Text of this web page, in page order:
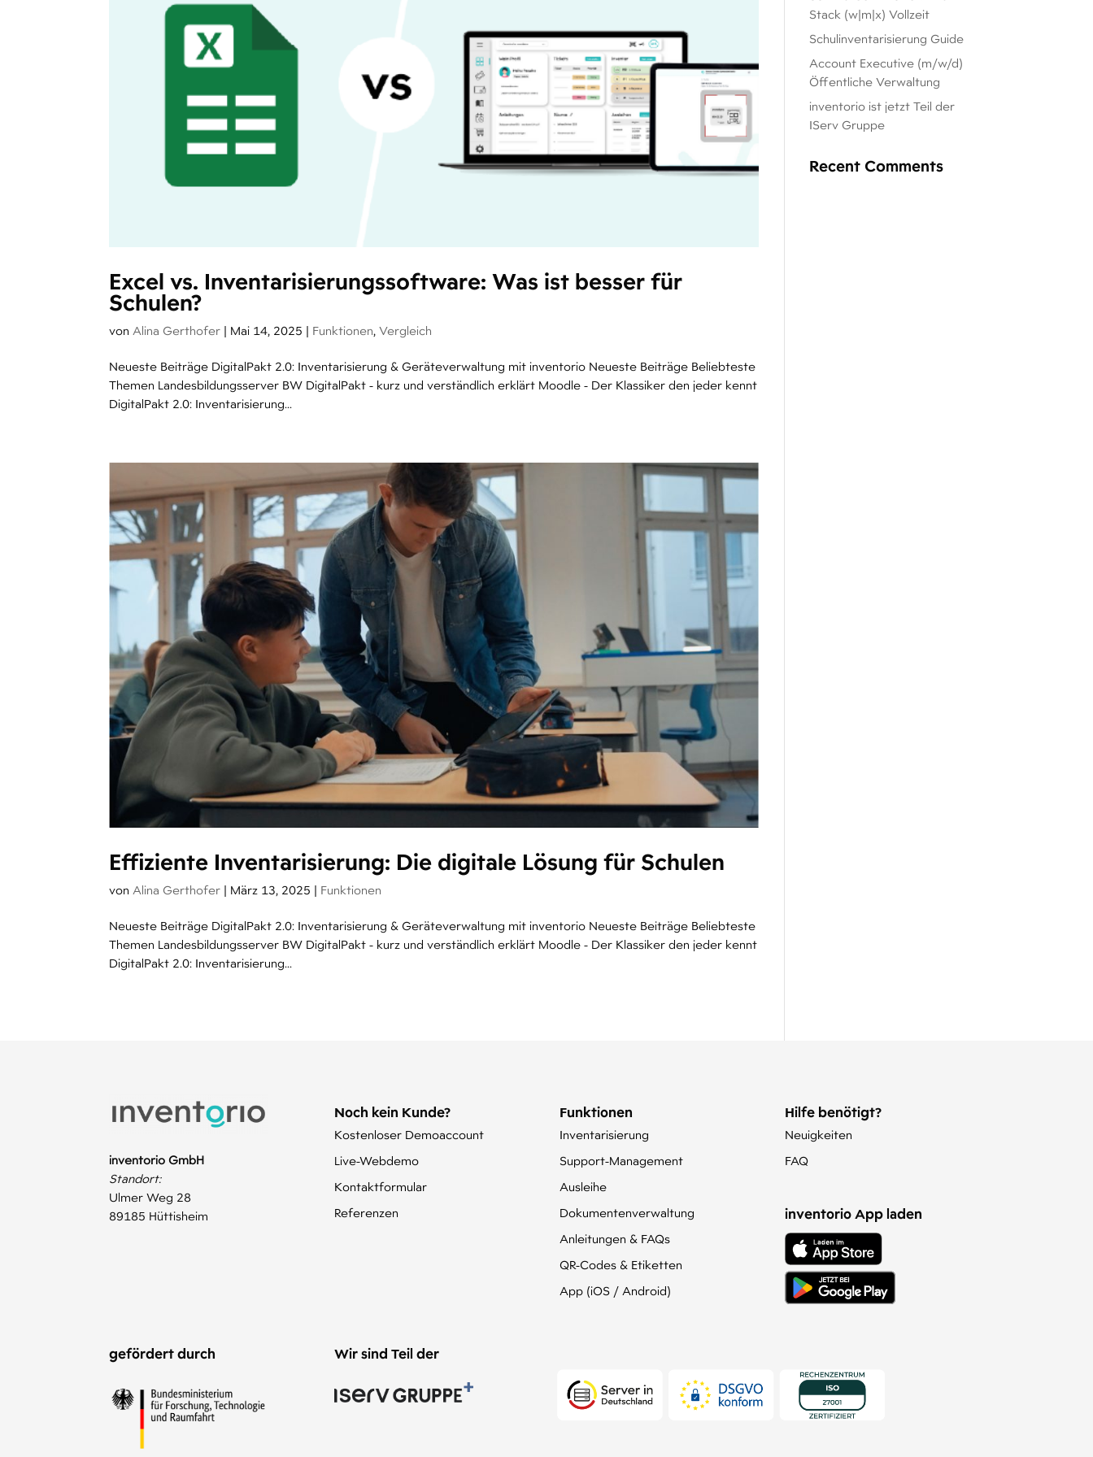
Excel vs. Inventarisierungssoftware: Was ist besser für
Schulen?
vonAlina Gerthofer | Mai 14, 2025 | Funktionen,Vergleich
Neueste Beiträge DigitalPakt 2.0: Inventarisierung & Geräteverwaltung mit inventorio Neueste Beiträge Beliebteste
Themen Landesbildungsserver BW DigitalPakt - kurz und verständlich erklärt Moodle - Der Klassiker den jeder kennt
DigitalPakt 2.0: Inventarisierung...
Effiziente Inventarisierung: Die digitale Lösung für Schulen
vonAlina Gerthofer | März 13, 2025 | Funktionen
Neueste Beiträge DigitalPakt 2.0: Inventarisierung & Geräteverwaltung mit inventorio Neueste Beiträge Beliebteste
Themen Landesbildungsserver BW DigitalPakt - kurz und verständlich erklärt Moodle - Der Klassiker den jeder kennt
DigitalPakt 2.0: Inventarisierung...
Stack (w|m|x) Vollzeit
Schulinventarisierung Guide
Account Executive (m/w/d)
Öffentliche Verwaltung
inventorio ist jetzt Teil der
IServ Gruppe
Recent Comments
inventorio GmbH
Standort:
Ulmer Weg 28
89185 Hüttisheim
Noch kein Kunde?
Kostenloser Demoaccount
Live-Webdemo
Kontaktformular
Referenzen
Funktionen
Inventarisierung
Support-Management
Ausleihe
Dokumentenverwaltung
Anleitungen & FAQs
QR-Codes & Etiketten
App (iOS / Android)
Hilfe benötigt?
Neuigkeiten
FAQ
inventorio App laden
gefördert durch Wir sind Teil der